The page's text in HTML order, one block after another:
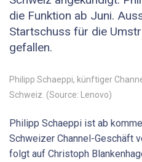
die Funktion ab Juni.
Startschuss für die
gefallen.
Philipp Schaeppi, künftiger
Schweiz. (Source: Lenovo)
Philipp Schaeppi ist ab
Schweizer Channel-Geschäft
folgt auf Christoph